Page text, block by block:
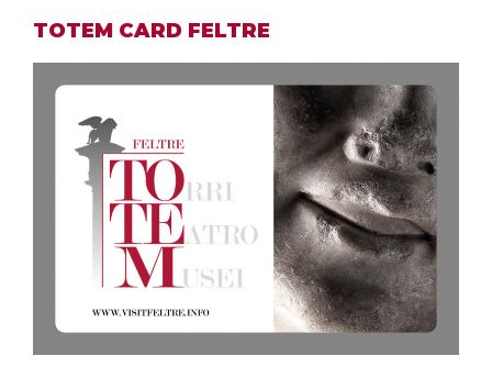
TOTEM CARD FELTRE